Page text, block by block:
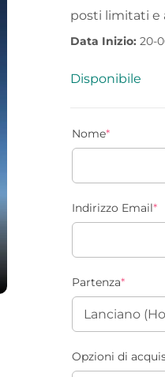
posti limitati e
Data Inizio: 20-
Disponibile
Nome*
Indirizzo Email*
Partenza*
Opzioni di